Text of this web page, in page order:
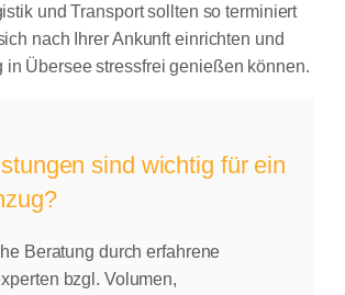
und Transport sollten so terminiert
nach Ihrer Ankunft einrichten und
in Übersee stressfrei genießen können.
sind wichtig für ein
Beratung durch erfahrene
bzgl. Volumen,